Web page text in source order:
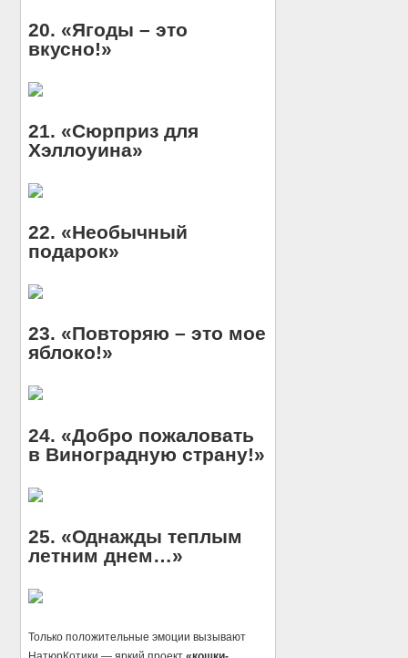
20. «Ягоды – это
вкусно!»
21. «Сюрприз для
Хэллоуина»
22. «Необычный
подарок»
23. «Повторяю – это мое
яблоко!»
24. «Добро пожаловать
в Виноградную страну!»
25. «Однажды теплым
летним днем…»
Только положительные эмоции вызывают